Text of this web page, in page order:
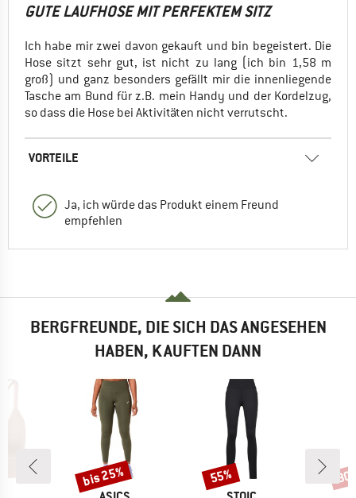
GUTE LAUFHOSE MIT PERFEKTEM SITZ
Ich habe mir zwei davon gekauft und bin begeistert. Die
Hose sitzt sehr gut, ist nicht zu lang (ich bin 1,58 m
groß) und ganz besonders gefällt mir die innenliegende
Tasche am Bund für z.B. mein Handy und der Kordelzug,
so dass die Hose bei Aktivitäten nicht verrutscht.
VORTEILE
Ja, ich würde das Produkt einem Freund
empfehlen
BERGFREUNDE, DIE SICH DAS ANGESEHEN
HABEN, KAUFTEN DANN
Rabatt
bis 25% Rabatt
55%